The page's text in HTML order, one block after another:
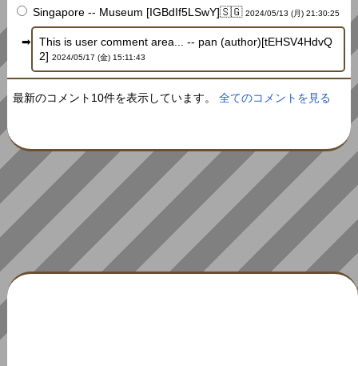
Singapore -- Museum [IGBdIf5LSwY]🇸🇬2024/05/13 (月) 21:30:25
This is user comment area... -- pan (author)[tEHSV4HdvQ
2] 2024/05/17 (金) 15:11:43
最新のコメント10件を表示しています。全てのコメントを見る